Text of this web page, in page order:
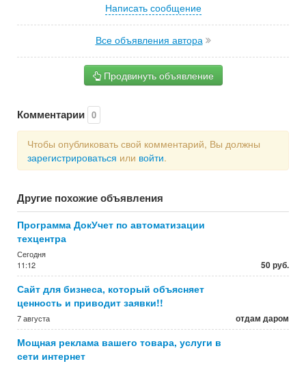
Написать сообщение
Все объявления автора
Продвинуть объявление
Комментарии 0
Чтобы опубликовать свой комментарий, Вы должны
зарегистрироваться или войти.
Другие похожие объявления
Программа ДокУчет по автоматизации
техцентра
Сегодня
11:12
50 руб.
Сайт для бизнеса, который объясняет
ценность и приводит заявки!!
7 августа отдам даром
Мощная реклама вашего товара, услуги в
сети интернет